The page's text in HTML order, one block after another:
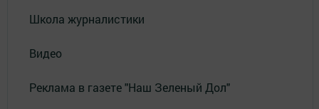
Школа журналистики
Видео
Реклама в газете "Наш Зеленый Дол"